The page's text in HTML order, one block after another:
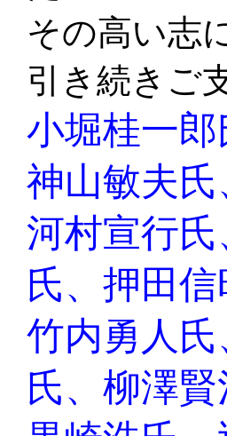
その高い志
引き続きご
小堀桂一郎
神山敏夫氏
河村宣行氏
氏、押田信
竹内勇人
氏、柳澤賢